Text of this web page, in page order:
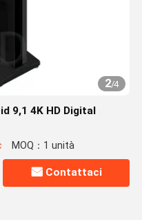
2/4
9,1 4K HD Digital
MOQ：1 unità
Contattaci